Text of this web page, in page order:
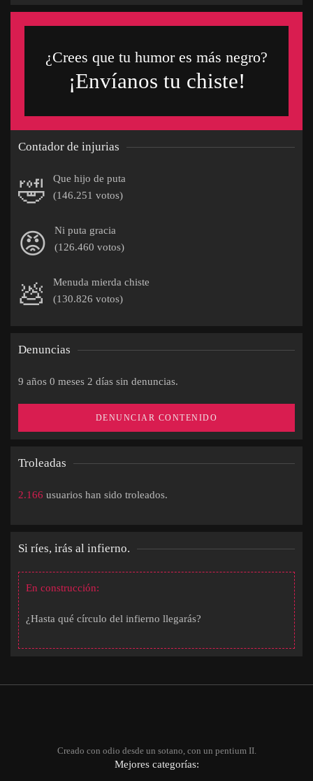
¿Crees que tu humor es más negro?
¡Envíanos tu chiste!
Contador de injurias
🤣
Que hijo de puta
(146.251 votos)
😡
Ni puta gracia
(126.460 votos)
💩
Menuda mierda chiste
(130.826 votos)
Denuncias
9 años 0 meses 2 días sin denuncias.
DENUNCIAR CONTENIDO
Troleadas
2.166 usuarios han sido troleados.
Si ríes, irás al infierno.
En construcción:
¿Hasta qué círculo del infierno llegarás?
Creado con odio desde un sotano, con un pentium II.
Mejores categorías: